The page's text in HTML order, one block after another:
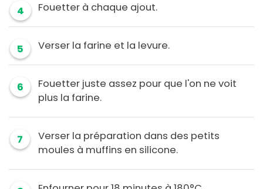
4 Fouetter à chaque ajout.
5 Verser la farine et la levure.
6
Fouetter juste assez pour que l'on ne voit
plus la farine.
7
Verser la préparation dans des petits
moules à muffins en silicone.